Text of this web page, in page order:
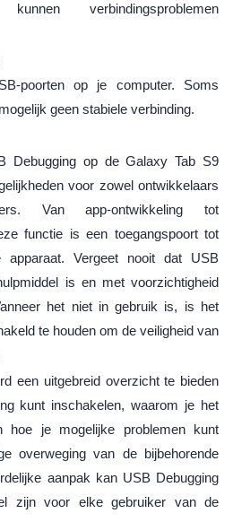
verbindingsproblemen
poorten op je computer. Soms
geen stabiele verbinding.
Debugging op de Galaxy Tab S9
voor zowel ontwikkelaars
Van app-ontwikkeling tot
functie is een toegangspoort tot
apparaat. Vergeet nooit dat USB
is en met voorzichtigheid
het niet in gebruik is, is het
te houden om de veiligheid van
een uitgebreid overzicht te bieden
kunt inschakelen, waarom je het
hoe je mogelijke problemen kunt
overweging van de bijbehorende
aanpak kan USB Debugging
zijn voor elke gebruiker van de